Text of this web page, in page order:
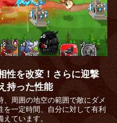
性を改変！さらに迎撃
持った性能
、周囲の地空の範囲で敵にダメ
一定時間、自分に対して有利
ています。